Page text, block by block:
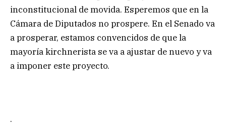
inconstitucional de movida. Esperemos que en la
Cámara de Diputados no prospere. En el Senado va
a prosperar, estamos convencidos de que la
mayoría kirchnerista se va a ajustar de nuevo y va
a imponer este proyecto.
.